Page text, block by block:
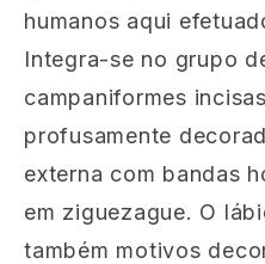
humanos aqui
Integra-se no grupo
campaniformes
profusamente
externa com bandas
em ziguezague. O
também motivos